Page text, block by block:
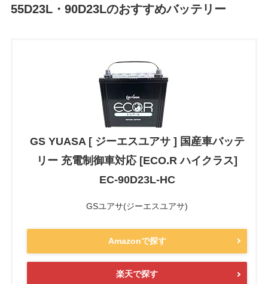
55D23L・90D23Lのおすすめバッテリー
GS YUASA [ ジーエスユアサ ] 国産車バッテ
リー 充電制御車対応 [ECO.R ハイクラス]
EC-90D23L-HC
GSユアサ(ジーエスユアサ)
Amazonで探す
楽天で探す